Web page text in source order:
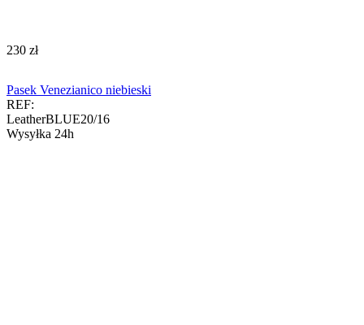
‍230‍ zł
Pasek Venezianico niebieski
REF:
LeatherBLUE20/16
Wysyłka 24h